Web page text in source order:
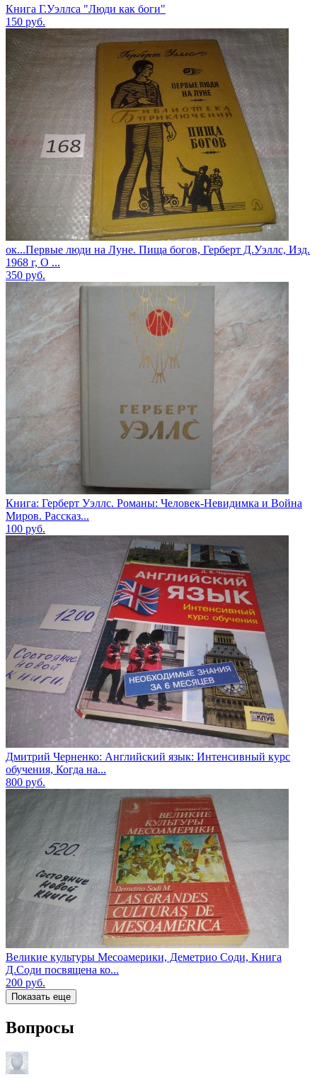
Книга Г.Уэллса "Люди как боги"
150 руб.
ок...Первые люди на Луне. Пища богов, Герберт Д.Уэллс, Изд.
1968 г, О ...
350 руб.
Книга: Герберт Уэллс. Романы: Человек-Невидимка и Война
Миров. Рассказ...
100 руб.
Дмитрий Черненко: Английский язык: Интенсивный курс
обучения, Когда на...
800 руб.
Великие культуры Месоамерики, Деметрио Соди, Книга
Д.Соди посвящена ко...
200 руб.
Показать еще
Вопросы